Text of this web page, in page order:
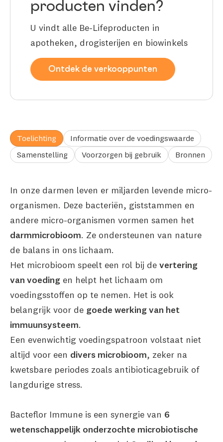
producten vinden?
U vindt alle Be-Lifeproducten in
apotheken, drogisterijen en biowinkels
Ontdek de verkooppunten
Toelichting
Informatie over de voedingswaarde
Samenstelling
Voorzorgen bij gebruik Bronnen
In onze darmen leven er miljarden levende micro-
organismen. Deze bacteriën, giststammen en
andere micro-organismen vormen samen het
darmmicrobioom. Ze ondersteunen van nature
de balans in ons lichaam.
Het microbioom speelt een rol bij de vertering
van voeding en helpt het lichaam om
voedingsstoffen op te nemen. Het is ook
belangrijk voor de goede werking van het
immuunsysteem.
Een evenwichtig voedingspatroon volstaat niet
altijd voor een divers microbioom, zeker na
kwetsbare periodes zoals antibioticagebruik of
langdurige stress.
Bacteflor Immune is een synergie van 6
wetenschappelijk onderzochte microbiotische